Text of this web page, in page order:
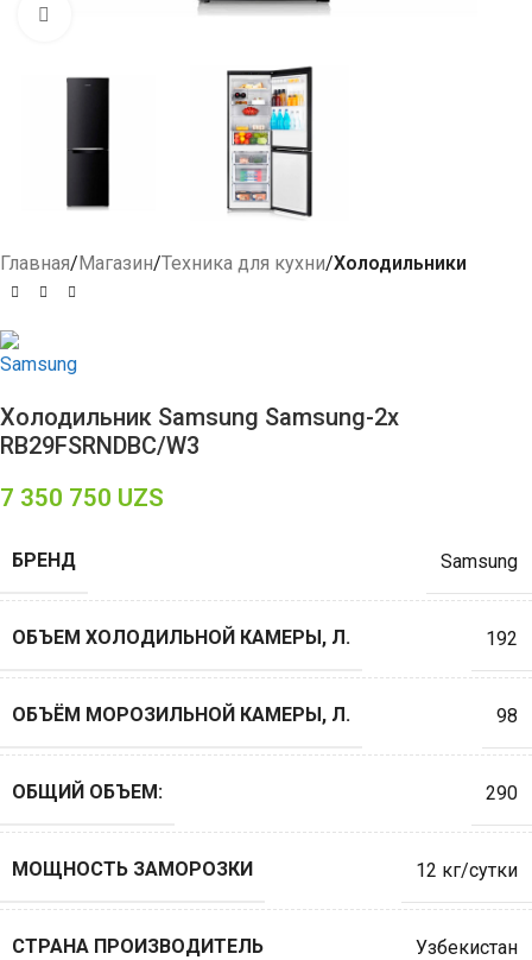
Click to enlarge
Главная Магазин Техника для кухни Холодильники
Холодильник Samsung Samsung-2x
RB29FSRNDBC/W3
7 350 750 UZS
БРЕНД Samsung
ОБЪЕМ ХОЛОДИЛЬНОЙ КАМЕРЫ, Л. 192
ОБЪЁМ МОРОЗИЛЬНОЙ КАМЕРЫ, Л. 98
ОБЩИЙ ОБЪЕМ: 290
МОЩНОСТЬ ЗАМОРОЗКИ 12 кг/сутки
СТРАНА ПРОИЗВОДИТЕЛЬ Узбекистан